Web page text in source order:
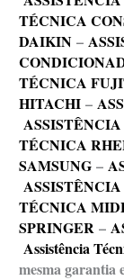
TÉCNICA
DAIKIN –
TÉCNICA
HITACHI –
TÉCNICA
SAMSUNG –
TÉCNICA
SPRINGER –
Assistência
mesma garantia